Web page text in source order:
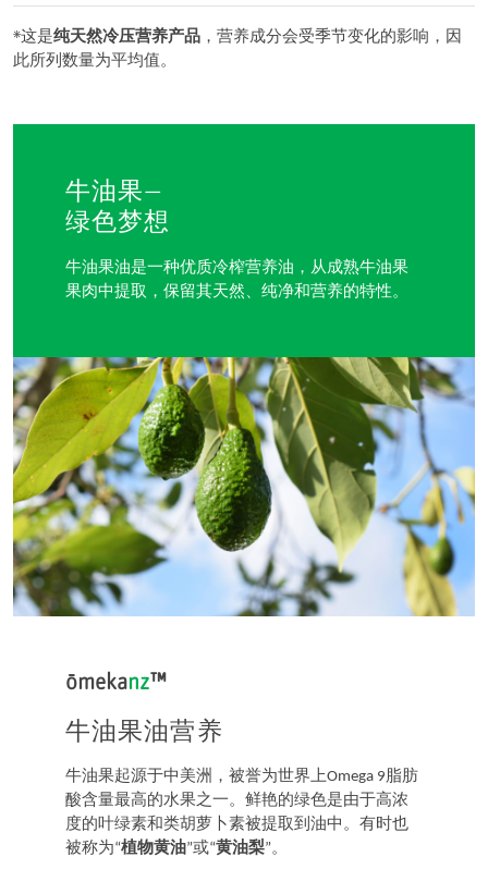
*这是纯天然冷压营养产品 ，营养成分会受季节变化的影响，因
此所列数量为平均值。
牛油果—
绿色梦想
牛油果油是一种优质冷榨营养油，从成熟牛油果
果肉中提取，保留其天然、纯净和营养的特性。
ōmekanz™
牛油果油营养
牛油果起源于中美洲，被誉为世界上Omega 9脂肪
酸含量最高的水果之一。鲜艳的绿色是由于高浓
度的叶绿素和类胡萝卜素被提取到油中。有时也
被称为“植物黄油 ”或“黄油梨”。